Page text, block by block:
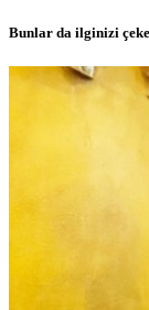
Bunlar da ilginizi